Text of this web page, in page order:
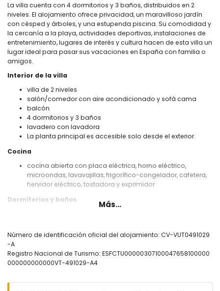
La villa cuenta con 4 dormitorios y 3 baños, distribuidos en 2
niveles. El alojamiento ofrece privacidad, un maravilloso jardín
con césped y árboles, y una estupenda piscina. Su comodidad y
la cercanía a la playa, actividades deportivas, instalaciones de
entretenimiento, lugares de interés y cultura hacen de esta villa un
lugar ideal para pasar sus vacaciones en España con familia o
amigos.
Interior de la villa
villa de 2 niveles
salón/comedor con aire acondicionado y sofá cama
balcón
4 dormitorios y 3 baños
lavadero con lavadora
La planta principal es accesible solo desde el exterior.
Cocina
cocina abierta con placa eléctrica, horno eléctrico,
microondas, lavavajillas, frigorífico-congelador, cafetera,
hervidor eléctrico, tostadora y exprimidor
Dormitorios y baños
dormitorio con aire acondicionado, cama tamaño queen
dormitorio con aire acondicionado, cama tamaño queen
(200 por 160cm), televisión y ventilador
Más...
Número de identificación oficial del alojamiento: CV-VUT0491029
-A
Registro Nacional de Turismo: ESFCTU00000307100047658100000
000000000000VT-491029-A4